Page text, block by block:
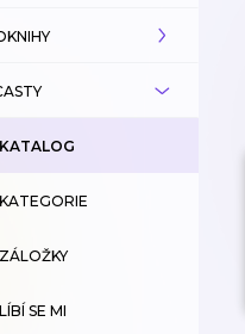
KATALOG
KOUPENÉ
KATEGORIE
ZÁLOŽKY
HISTORIE
KATALOG
KATEGORIE
ZÁLOŽKY
LÍBÍ SE MI